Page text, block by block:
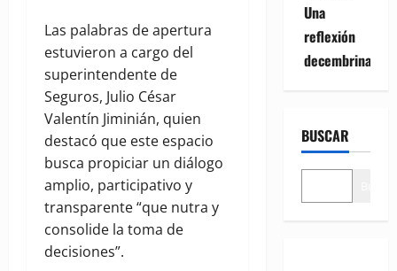
Las palabras de apertura
estuvieron a cargo del
superintendente de
Seguros, Julio César
Valentín Jiminián, quien
destacó que este espacio
busca propiciar un diálogo
amplio, participativo y
transparente “que nutra y
consolide la toma de
decisiones”.
Una
reflexión
decembrina
BUSCAR